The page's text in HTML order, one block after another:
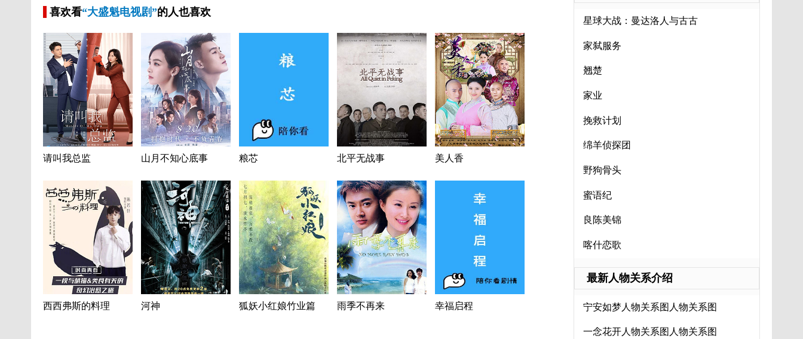
喜欢看“大盛魁电视剧”的人也喜欢
请叫我总监 山月不知心底事 粮芯 北平无战事 美人香
西西弗斯的料理 河神 狐妖小红娘竹业篇 雨季不再来 幸福启程
星球大战：曼达洛人与古古
家弑服务
翘楚
家业
挽救计划
绵羊侦探团
野狗骨头
蜜语纪
良陈美锦
喀什恋歌
最新人物关系介绍
宁安如梦人物关系图人物关系图
一念花开人物关系图人物关系图